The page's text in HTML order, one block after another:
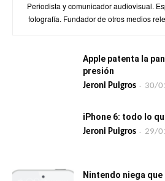
Periodista y comunicador audiovisual.
fotografía. Fundador de otros medios
Apple patenta la
presión
Jeroni Puigros - 30/
iPhone 6: todo lo
Jeroni Puigros - 29/
Nintendo niega